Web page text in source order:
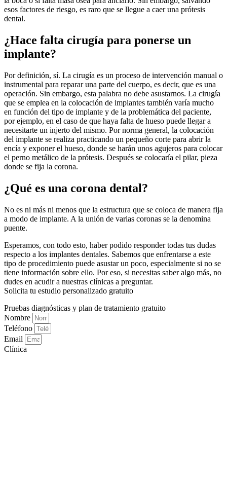
esos factores de riesgo, es raro que se llegue a caer una prótesis
dental.
¿Hace falta cirugía para ponerse un
implante?
Por definición, sí. La cirugía es un proceso de intervención manual o
instrumental para reparar una parte del cuerpo, es decir, que es una
operación. Sin embargo, esta palabra no debe asustarnos. La cirugía
que se emplea en la colocación de implantes también varía mucho
en función del tipo de implante y de la problemática del paciente,
por ejemplo, en el caso de que haya falta de hueso puede llegar a
necesitarte un injerto del mismo. Por norma general, la colocación
del implante se realiza practicando un pequeño corte para abrir la
encía y exponer el hueso, donde se harán unos agujeros para colocar
el perno metálico de la prótesis. Después se colocaría el pilar, pieza
donde se fija la corona.
¿Qué es una corona dental?
No es ni más ni menos que la estructura que se coloca de manera fija
a modo de implante. A la unión de varias coronas se la denomina
puente.
Esperamos, con todo esto, haber podido responder todas tus dudas
respecto a los implantes dentales. Sabemos que enfrentarse a este
tipo de procedimiento puede asustar un poco, especialmente si no se
tiene información sobre ello. Por eso, si necesitas saber algo más, no
dudes en acudir a nuestras clínicas a preguntar.
Solicita tu estudio personalizado gratuito
Pruebas diagnósticas y plan de tratamiento gratuito
Nombre
Teléfono
Email
Clínica